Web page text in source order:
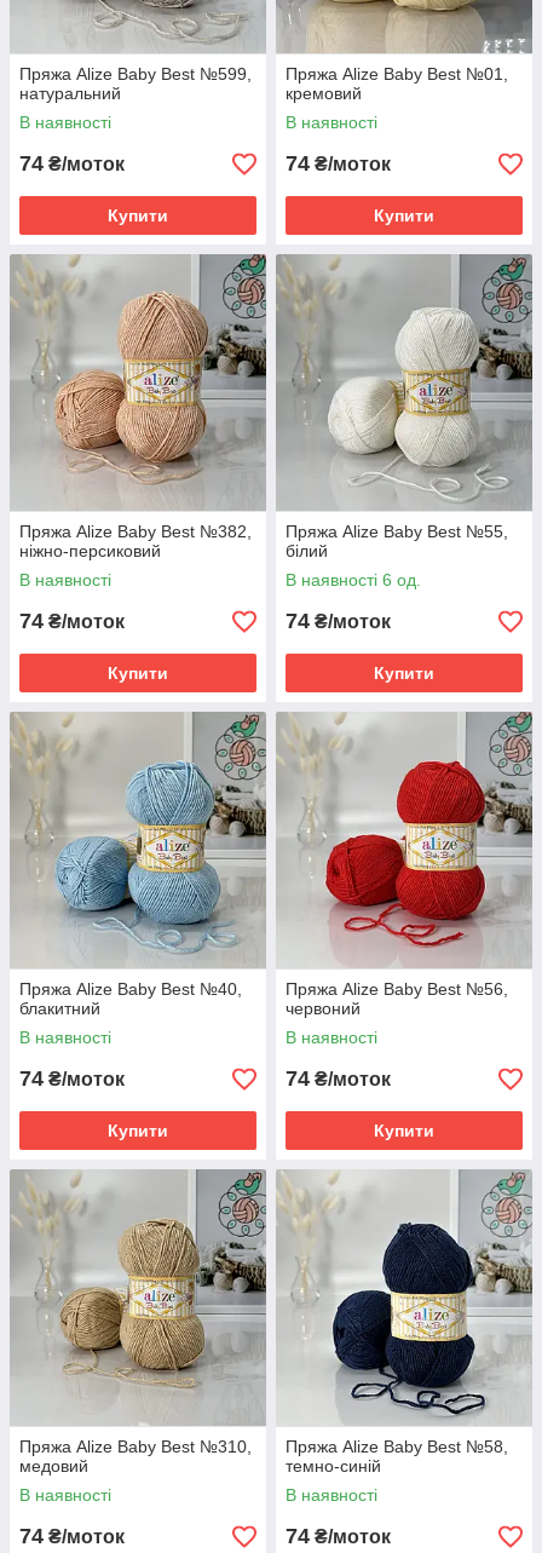
Пряжа Alize Baby Best №599,
натуральний
В наявності
74 ₴/моток
Купити
Пряжа Alize Baby Best №01,
кремовий
В наявності
74 ₴/моток
Купити
Пряжа Alize Baby Best №382,
ніжно-персиковий
В наявності
74 ₴/моток
Купити
Пряжа Alize Baby Best №55,
білий
В наявності 6 од.
74 ₴/моток
Купити
Пряжа Alize Baby Best №40,
блакитний
В наявності
74 ₴/моток
Купити
Пряжа Alize Baby Best №56,
червоний
В наявності
74 ₴/моток
Купити
Пряжа Alize Baby Best №310,
медовий
В наявності
74 ₴/моток
Пряжа Alize Baby Best №58,
темно-синій
В наявності
74 ₴/моток